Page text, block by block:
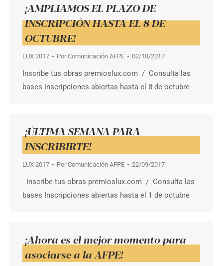
¡AMPLIAMOS EL PLAZO DE
INSCRIPCIÓN HASTA EL 8 DE
OCTUBRE!
LUX 2017 PorComunicación AFPE 02/10/2017
Inscribe tus obras premioslux.com / Consulta las
bases Inscripciones abiertas hasta el 8 de octubre
¡ÚLTIMA SEMANA PARA
INSCRIBIRTE!
LUX 2017 PorComunicación AFPE 22/09/2017
Inscribe tus obras premioslux.com / Consulta las
bases Inscripciones abiertas hasta el 1 de octubre
¡Ahora es el mejor momento para
asociarse a la AFPE!